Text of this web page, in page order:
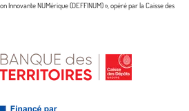
Innovante NUMérique (DEFFINUM) », opéré par la Caisse des